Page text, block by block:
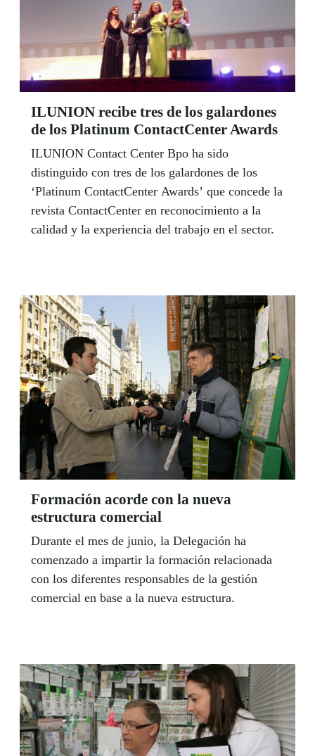
ILUNION recibe tres de los galardones
de los Platinum ContactCenter Awards
ILUNION Contact Center Bpo ha sido
distinguido con tres de los galardones de los
‘Platinum ContactCenter Awards’ que concede la
revista ContactCenter en reconocimiento a la
calidad y la experiencia del trabajo en el sector.
Formación acorde con la nueva
estructura comercial
Durante el mes de junio, la Delegación ha
comenzado a impartir la formación relacionada
con los diferentes responsables de la gestión
comercial en base a la nueva estructura.